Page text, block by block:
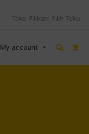
Toko Pilihan: Pilih Toko
My account Search